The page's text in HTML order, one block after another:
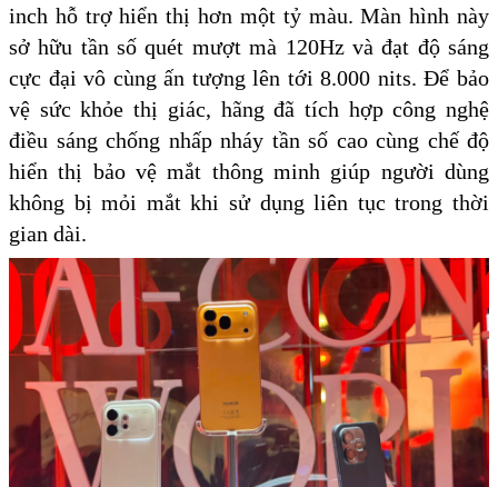
inch hỗ trợ hiển thị hơn một tỷ màu. Màn hình này
sở hữu tần số quét mượt mà 120Hz và đạt độ sáng
cực đại vô cùng ấn tượng lên tới 8.000 nits. Để bảo
vệ sức khỏe thị giác, hãng đã tích hợp công nghệ
điều sáng chống nhấp nháy tần số cao cùng chế độ
hiển thị bảo vệ mắt thông minh giúp người dùng
không bị mỏi mắt khi sử dụng liên tục trong thời
gian dài.